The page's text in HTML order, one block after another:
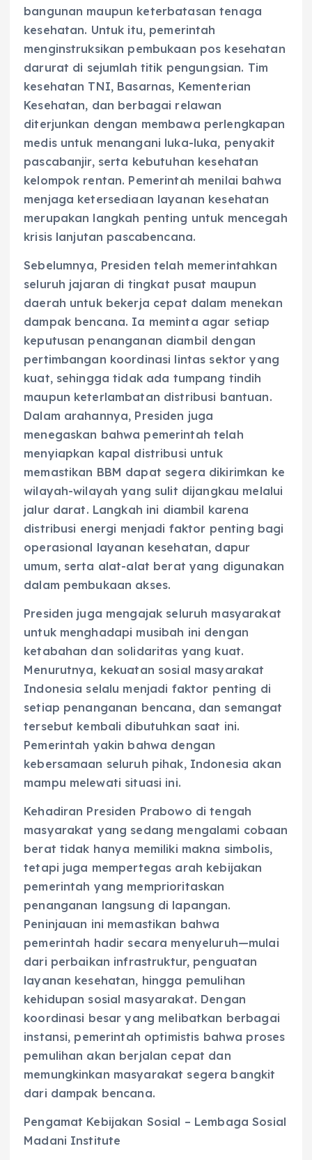
bangunan maupun keterbatasan tenaga
kesehatan. Untuk itu, pemerintah
menginstruksikan pembukaan pos kesehatan
darurat di sejumlah titik pengungsian. Tim
kesehatan TNI, Basarnas, Kementerian
Kesehatan, dan berbagai relawan
diterjunkan dengan membawa perlengkapan
medis untuk menangani luka-luka, penyakit
pascabanjir, serta kebutuhan kesehatan
kelompok rentan. Pemerintah menilai bahwa
menjaga ketersediaan layanan kesehatan
merupakan langkah penting untuk mencegah
krisis lanjutan pascabencana.
Sebelumnya, Presiden telah memerintahkan
seluruh jajaran di tingkat pusat maupun
daerah untuk bekerja cepat dalam menekan
dampak bencana. Ia meminta agar setiap
keputusan penanganan diambil dengan
pertimbangan koordinasi lintas sektor yang
kuat, sehingga tidak ada tumpang tindih
maupun keterlambatan distribusi bantuan.
Dalam arahannya, Presiden juga
menegaskan bahwa pemerintah telah
menyiapkan kapal distribusi untuk
memastikan BBM dapat segera dikirimkan ke
wilayah-wilayah yang sulit dijangkau melalui
jalur darat. Langkah ini diambil karena
distribusi energi menjadi faktor penting bagi
operasional layanan kesehatan, dapur
umum, serta alat-alat berat yang digunakan
dalam pembukaan akses.
Presiden juga mengajak seluruh masyarakat
untuk menghadapi musibah ini dengan
ketabahan dan solidaritas yang kuat.
Menurutnya, kekuatan sosial masyarakat
Indonesia selalu menjadi faktor penting di
setiap penanganan bencana, dan semangat
tersebut kembali dibutuhkan saat ini.
Pemerintah yakin bahwa dengan
kebersamaan seluruh pihak, Indonesia akan
mampu melewati situasi ini.
Kehadiran Presiden Prabowo di tengah
masyarakat yang sedang mengalami cobaan
berat tidak hanya memiliki makna simbolis,
tetapi juga mempertegas arah kebijakan
pemerintah yang memprioritaskan
penanganan langsung di lapangan.
Peninjauan ini memastikan bahwa
pemerintah hadir secara menyeluruh—mulai
dari perbaikan infrastruktur, penguatan
layanan kesehatan, hingga pemulihan
kehidupan sosial masyarakat. Dengan
koordinasi besar yang melibatkan berbagai
instansi, pemerintah optimistis bahwa proses
pemulihan akan berjalan cepat dan
memungkinkan masyarakat segera bangkit
dari dampak bencana.
Pengamat Kebijakan Sosial – Lembaga Sosial
Madani Institute